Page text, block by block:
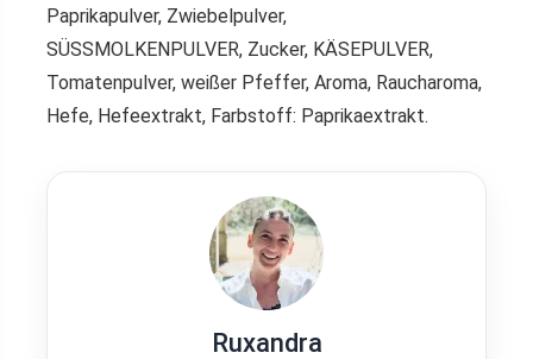
Paprikapulver, Zwiebelpulver,
SÜSSMOLKENPULVER, Zucker, KÄSEPULVER,
Tomatenpulver, weißer Pfeffer, Aroma, Raucharoma,
Hefe, Hefeextrakt, Farbstoff: Paprikaextrakt.
Ruxandra